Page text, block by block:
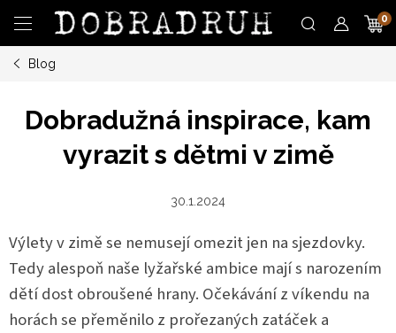
obsah
Blog
Dobradužná inspirace, kam
vyrazit s dětmi v zimě
30.1.2024
Výlety v zimě se nemusejí omezit jen na sjezdovky.
Tedy alespoň naše lyžařské ambice mají s narozením
dětí dost obroušené hrany. Očekávání z víkendu na
horách se přeměnilo z prořezaných zatáček a